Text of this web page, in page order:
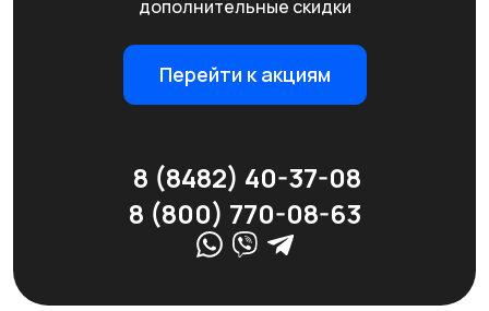
дополнительные скидки
Перейти к акциям
8 (8482) 40-37-08
8 (800) 770-08-63